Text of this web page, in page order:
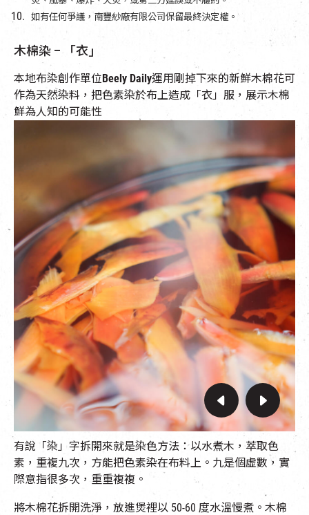
如有任何爭議，南豐紗廠有限公司保留最終決定權。
木棉染 – 「衣」
本地布染創作單位Beely Daily運用剛掉下來的新鮮木棉花可
作為天然染料，把色素染於布上造成「衣」服，展示木棉
鮮為人知的可能性
有說「染」字拆開來就是染色方法：以水煮木，萃取色
素，重複九次，方能把色素染在布料上。九是個虛數，實
際意指很多次，重重複複。
將木棉花拆開洗淨，放進煲裡以 50-60 度水溫慢煮。木棉